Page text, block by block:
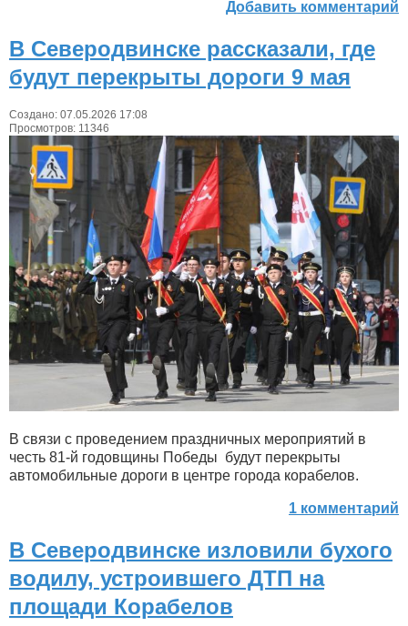
Добавить комментарий
В Северодвинске рассказали, где
будут перекрыты дороги 9 мая
Создано: 07.05.2026 17:08
Просмотров: 11346
В связи с проведением праздничных мероприятий в
честь 81-й годовщины Победы будут перекрыты
автомобильные дороги в центре города корабелов.
1 комментарий
В Северодвинске изловили бухого
водилу, устроившего ДТП на
площади Корабелов